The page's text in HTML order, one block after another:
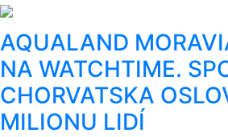
AQUALAND
NA WATCHTIME.
CHORVATSKA
MILIONU LIDÍ